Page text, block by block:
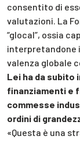
consentito di
valutazioni. La
“glocal”, ossia
interpretandone
valenza globale
Lei ha da subito
finanziamenti e
commesse
ordini di
«Questa è una